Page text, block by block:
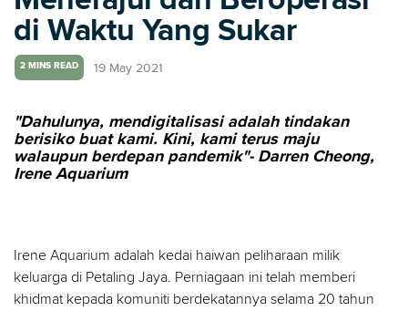
di Waktu Yang Sukar
2 MINS READ 19 May 2021
"Dahulunya, mendigitalisasi adalah tindakan
berisiko buat kami. Kini, kami terus maju
walaupun berdepan pandemik"- Darren Cheong,
Irene Aquarium
Irene Aquarium adalah kedai haiwan peliharaan milik
keluarga di Petaling Jaya. Perniagaan ini telah memberi
khidmat kepada komuniti berdekatannya selama 20 tahun